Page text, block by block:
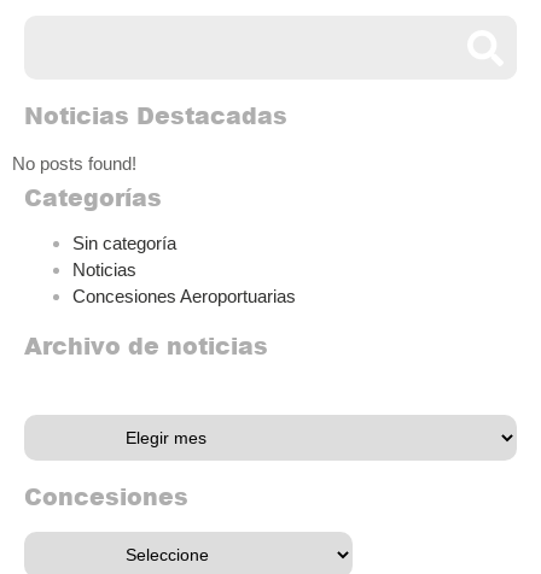
Noticias Destacadas
No posts found!
Categorías
Sin categoría
Noticias
Concesiones Aeroportuarias
Archivo de noticias
Concesiones